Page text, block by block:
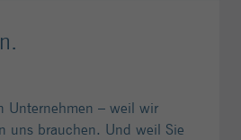
Unternehmen – weil wir
uns brauchen. Und weil Sie